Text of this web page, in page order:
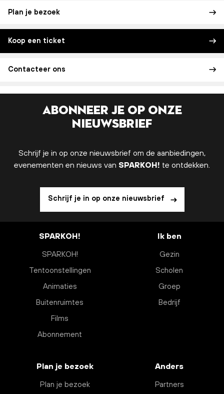
Plan je bezoek
Koop een ticket
Contacteer ons
Abonneer je op onze
nieuwsbrief
Schrijf je in op onze nieuwsbrief om de aanbiedingen,
evenementen en nieuws van SPARKOH! te ontdekken.
Schrijf je in op onze nieuwsbrief
SPARKOH!
SPARKOH!
Tentoonstellingen
Animaties
Buitenruimtes
Films
Abonnement
Ik ben
Gezin
Scholen
Groep
Bedrijf
Plan je bezoek
Plan je bezoek
Anders
Partners